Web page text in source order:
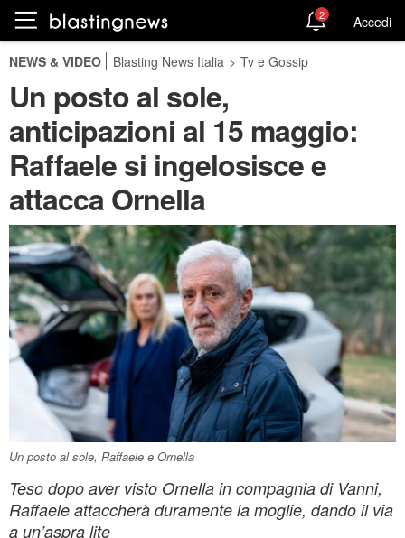
2 Accedi
NEWS & VIDEO Blasting News Italia > Tv e Gossip
Un posto al sole,
anticipazioni al 15 maggio:
Raffaele si ingelosisce e
attacca Ornella
Un posto al sole, Raffaele e Ornella
Teso dopo aver visto Ornella in compagnia di Vanni,
Raffaele attaccherà duramente la moglie, dando il via
a un’aspra lite